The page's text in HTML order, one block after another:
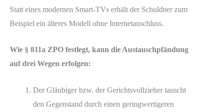
Statt eines modernen Smart-TVs erhält der Schuldner zum
Beispiel ein älteres Modell ohne Internetanschluss.
Wie § 811a ZPO festlegt, kann die Austauschpfändung
auf drei Wegen erfolgen:
Der Gläubiger bzw. der Gerichtsvollzieher tauscht
den Gegenstand durch einen geringwertigeren